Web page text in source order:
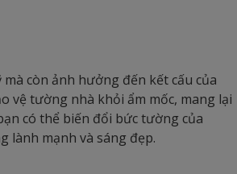
còn ảnh hưởng đến kết cấu của
vệ tường nhà khỏi ẩm mốc, mang lại
có thể biến đổi bức tường của
lành mạnh và sáng đẹp.